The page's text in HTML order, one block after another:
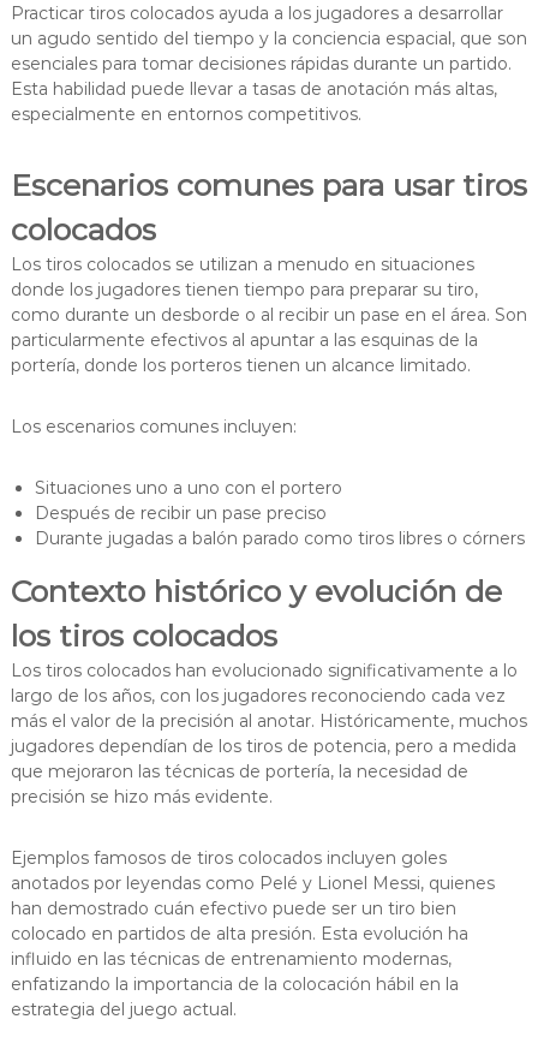
Practicar tiros colocados ayuda a los jugadores a desarrollar
un agudo sentido del tiempo y la conciencia espacial, que son
esenciales para tomar decisiones rápidas durante un partido.
Esta habilidad puede llevar a tasas de anotación más altas,
especialmente en entornos competitivos.
Escenarios comunes para usar tiros
colocados
Los tiros colocados se utilizan a menudo en situaciones
donde los jugadores tienen tiempo para preparar su tiro,
como durante un desborde o al recibir un pase en el área. Son
particularmente efectivos al apuntar a las esquinas de la
portería, donde los porteros tienen un alcance limitado.
Los escenarios comunes incluyen:
Situaciones uno a uno con el portero
Después de recibir un pase preciso
Durante jugadas a balón parado como tiros libres o córners
Contexto histórico y evolución de
los tiros colocados
Los tiros colocados han evolucionado significativamente a lo
largo de los años, con los jugadores reconociendo cada vez
más el valor de la precisión al anotar. Históricamente, muchos
jugadores dependían de los tiros de potencia, pero a medida
que mejoraron las técnicas de portería, la necesidad de
precisión se hizo más evidente.
Ejemplos famosos de tiros colocados incluyen goles
anotados por leyendas como Pelé y Lionel Messi, quienes
han demostrado cuán efectivo puede ser un tiro bien
colocado en partidos de alta presión. Esta evolución ha
influido en las técnicas de entrenamiento modernas,
enfatizando la importancia de la colocación hábil en la
estrategia del juego actual.